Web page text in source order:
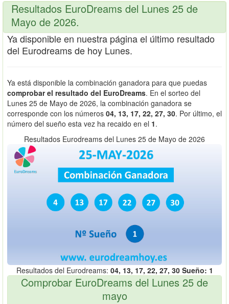
Resultados EuroDreams del Lunes 25 de
Mayo de 2026.
Ya disponible en nuestra página el último resultado
del Eurodreams de hoy Lunes.
Ya está disponible la combinación ganadora para que puedas
comprobar el resultado del EuroDreams. En el sorteo del
Lunes 25 de Mayo de 2026, la combinación ganadora se
corresponde con los números 04, 13, 17, 22, 27, 30. Por último, el
número del sueño esta vez ha recaido en el 1.
Resultados Eurodreams del Lunes 25 de Mayo de 2026
Resultados del Eurodreams: 04, 13, 17, 22, 27, 30 Sueño: 1
Comprobar EuroDreams del Lunes 25 de
mayo